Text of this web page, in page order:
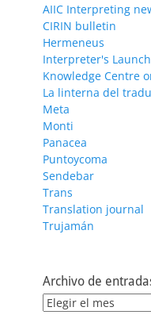
AIIC Interpreting
CIRIN bulletin
Hermeneus
Interpreter's
Knowledge Centre
La linterna del
Meta
Monti
Panacea
Puntoycoma
Sendebar
Trans
Translation journal
Trujamán
Archivo de
Archivo